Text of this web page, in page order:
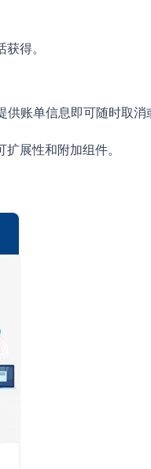
得。
账单信息即可随时取消
展性和附加组件。